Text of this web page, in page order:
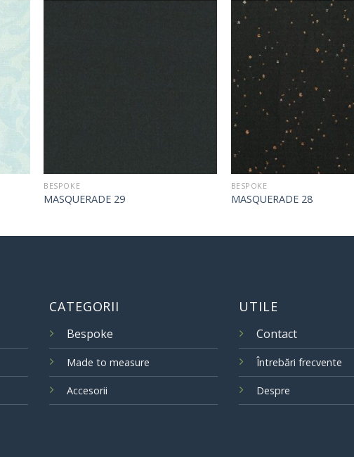
BESPOKE
MASQUERADE 29
BESPOKE
MASQUERADE 28
CATEGORII
Bespoke
Made to measure
Accesorii
UTILE
Contact
Întrebări frecvente
Despre